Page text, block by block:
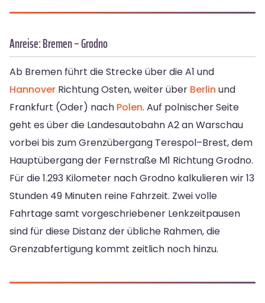
Anreise: Bremen – Grodno
Ab Bremen führt die Strecke über die A1 und
Hannover Richtung Osten, weiter über Berlin und
Frankfurt (Oder) nach Polen. Auf polnischer Seite
geht es über die Landesautobahn A2 an Warschau
vorbei bis zum Grenzübergang Terespol–Brest, dem
Hauptübergang der Fernstraße M1 Richtung Grodno.
Für die 1.293 Kilometer nach Grodno kalkulieren wir 13
Stunden 49 Minuten reine Fahrzeit. Zwei volle
Fahrtage samt vorgeschriebener Lenkzeitpausen
sind für diese Distanz der übliche Rahmen, die
Grenzabfertigung kommt zeitlich noch hinzu.